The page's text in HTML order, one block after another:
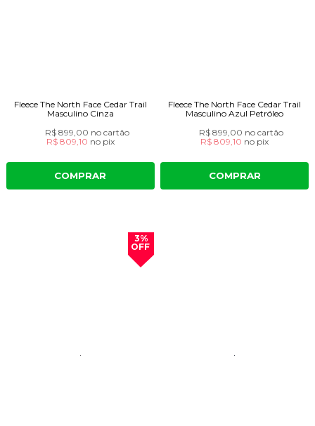
Fleece The North Face Cedar Trail
Masculino Cinza
R$ 899,00 no cartão
R$ 809,10 no pix
COMPRAR
Fleece The North Face Cedar Trail
Masculino Azul Petróleo
R$ 899,00 no cartão
R$ 809,10 no pix
COMPRAR
3%
OFF